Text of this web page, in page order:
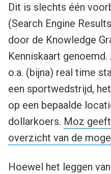
Dit is slechts één
(Search Engine
door de Knowledge
Kenniskaart
o.a. (bijna) real time
een sportwedstrijd,
op een bepaalde
dollarkoers. Moz
overzicht van de
Hoewel het leggen